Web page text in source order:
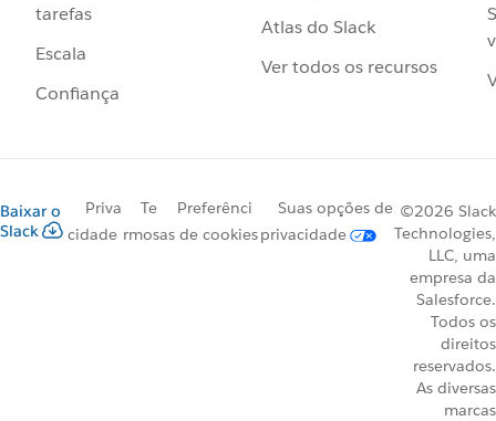
tarefas
Escala
Confiança
Atlas do Slack
Ver todos os recursos
Baixar o
Slack
Priva
cidade
Te
rmos
Preferênci
as de cookies
Suas opções de
privacidade
©2026 Slack
Technologies,
LLC, uma
empresa da
Salesforce.
Todos os
direitos
reservados.
As diversas
marcas